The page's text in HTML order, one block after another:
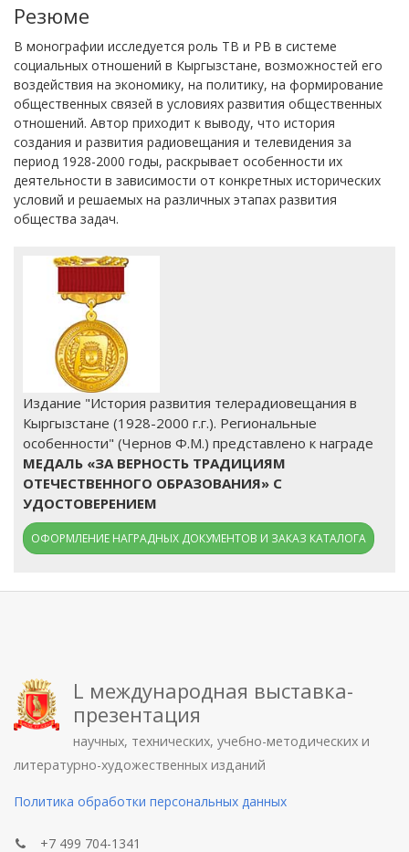
Резюме
В монографии исследуется роль ТВ и РВ в системе
социальных отношений в Кыргызстане, возможностей его
воздействия на экономику, на политику, на формирование
общественных связей в условиях развития общественных
отношений. Автор приходит к выводу, что история
создания и развития радиовещания и телевидения за
период 1928-2000 годы, раскрывает особенности их
деятельности в зависимости от конкретных исторических
условий и решаемых на различных этапах развития
общества задач.
Издание "История развития телерадиовещания в
Кыргызстане (1928-2000 г.г.). Региональные
особенности" (Чернов Ф.М.) представлено к награде
МЕДАЛЬ «ЗА ВЕРНОСТЬ ТРАДИЦИЯМ
ОТЕЧЕСТВЕННОГО ОБРАЗОВАНИЯ» С
УДОСТОВЕРЕНИЕМ
ОФОРМЛЕНИЕ НАГРАДНЫХ ДОКУМЕНТОВ И ЗАКАЗ КАТАЛОГА
L международная выставка-
презентация
научных, технических, учебно-методических и
литературно-художественных изданий
Политика обработки персональных данных
+7 499 704-1341